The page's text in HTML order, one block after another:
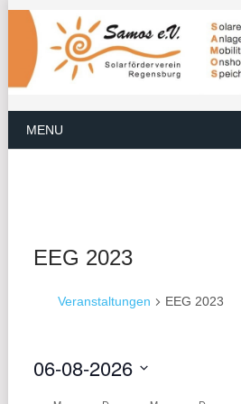
MENU
EEG 2023
Veranstaltungen EEG 2023
06-08-2026